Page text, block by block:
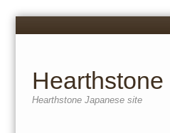
Menu
Hearthstone Japanese site